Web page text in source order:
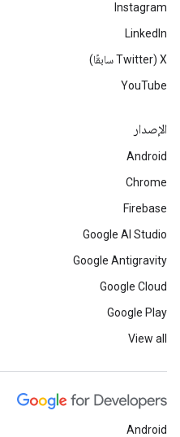
Instagram
LinkedIn
‫X ‏(Twitter سابقًا)
YouTube
الإصدار
Android
Chrome
Firebase
Google AI Studio
Google Antigravity
Google Cloud
Google Play
View all
Android